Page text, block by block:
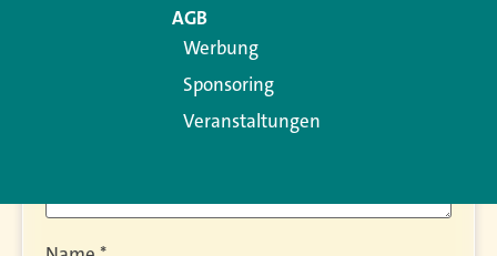
AGB
Werbung
Sponsoring
Veranstaltungen